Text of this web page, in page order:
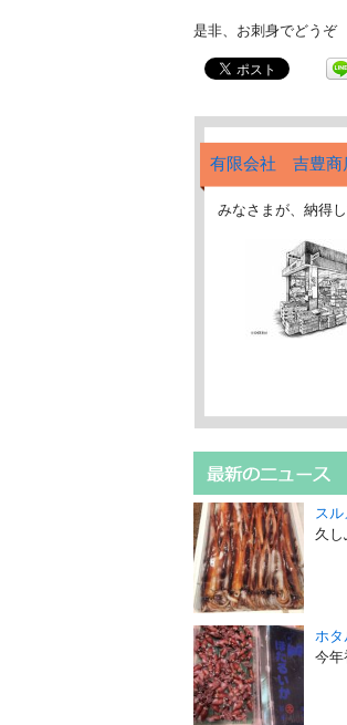
是非、お刺身でどうぞ
有限会社 吉豊商
みなさまが、納得
スル
久
ホ
今年